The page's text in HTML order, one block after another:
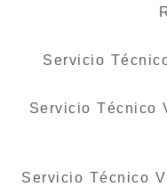
Servicio
Servicio Técnico
Servicio Técnico